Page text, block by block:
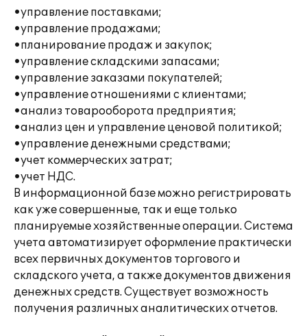
•управление поставками;
•управление продажами;
•планирование продаж и закупок;
•управление складскими запасами;
•управление заказами покупателей;
•управление отношениями с клиентами;
•анализ товарооборота предприятия;
•анализ цен и управление ценовой политикой;
•управление денежными средствами;
•учет коммерческих затрат;
•учет НДС.
В информационной базе можно регистрировать
как уже совершенные, так и еще только
планируемые хозяйственные операции. Система
учета автоматизирует оформление практически
всех первичных документов торгового и
складского учета, а также документов движения
денежных средств. Существует возможность
получения различных аналитических отчетов.